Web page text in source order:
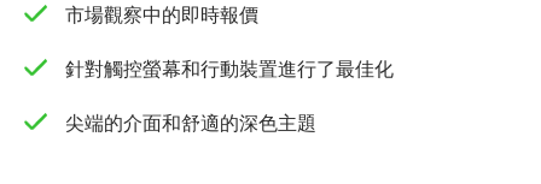
市場觀察中的即時報價
針對觸控螢幕和行動裝置進行了最佳化
尖端的介面和舒適的深色主題